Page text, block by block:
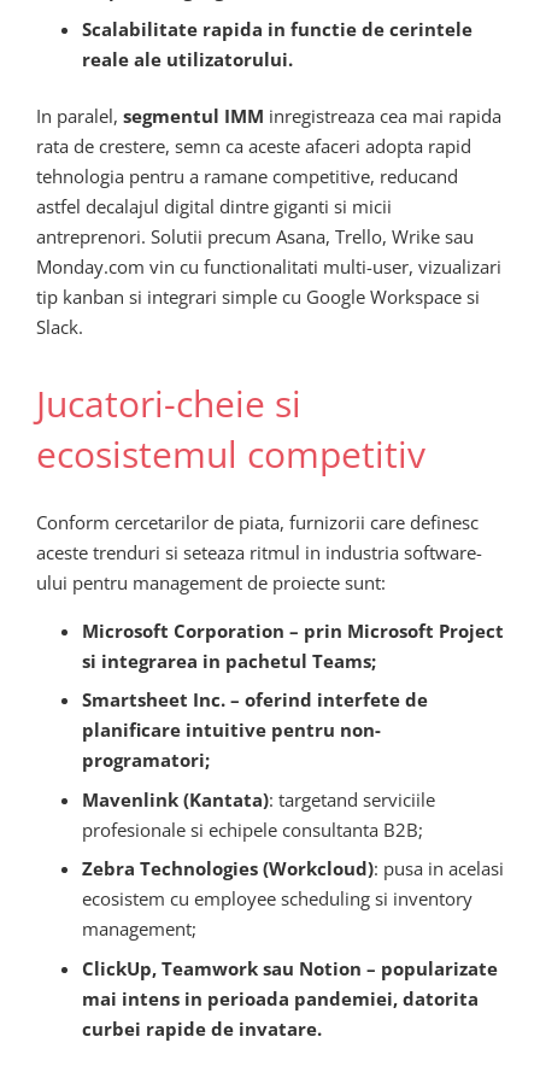
Scalabilitate rapida in functie de cerintele
reale ale utilizatorului.
In paralel, segmentul IMM inregistreaza cea mai rapida
rata de crestere, semn ca aceste afaceri adopta rapid
tehnologia pentru a ramane competitive, reducand
astfel decalajul digital dintre giganti si micii
antreprenori. Solutii precum Asana, Trello, Wrike sau
Monday.com vin cu functionalitati multi-user, vizualizari
tip kanban si integrari simple cu Google Workspace si
Slack.
Jucatori-cheie si
ecosistemul competitiv
Conform cercetarilor de piata, furnizorii care definesc
aceste trenduri si seteaza ritmul in industria software-
ului pentru management de proiecte sunt:
Microsoft Corporation – prin Microsoft Project
si integrarea in pachetul Teams;
Smartsheet Inc. – oferind interfete de
planificare intuitive pentru non-
programatori;
Mavenlink (Kantata): targetand serviciile
profesionale si echipele consultanta B2B;
Zebra Technologies (Workcloud): pusa in acelasi
ecosistem cu employee scheduling si inventory
management;
ClickUp, Teamwork sau Notion – popularizate
mai intens in perioada pandemiei, datorita
curbei rapide de invatare.